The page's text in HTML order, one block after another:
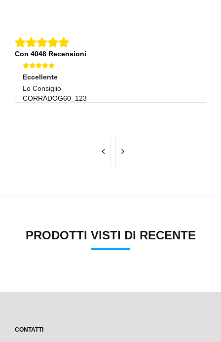
Con 4048 Recensioni
Eccellente
Lo Consiglio
CORRADOG60_123
PRODOTTI VISTI DI RECENTE
CONTATTI